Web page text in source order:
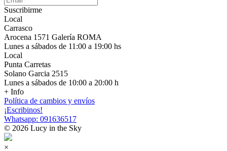
Suscribirme
Local
Carrasco
Arocena 1571 Galería ROMA
Lunes a sábados de 11:00 a 19:00 hs
Local
Punta Carretas
Solano Garcia 2515
Lunes a sábados de 10:00 a 20:00 h
+ Info
Política de cambios y envíos
¡Escribinos!
Whatsapp: 091636517
© 2026 Lucy in the Sky
×